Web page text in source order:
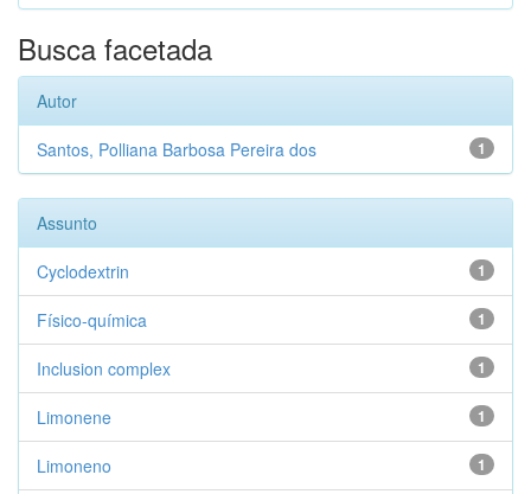
Busca facetada
Autor
1
Santos, Polliana Barbosa Pereira dos
Assunto
1
Cyclodextrin
1
Físico-química
1
Inclusion complex
1
Limonene
1
Limoneno